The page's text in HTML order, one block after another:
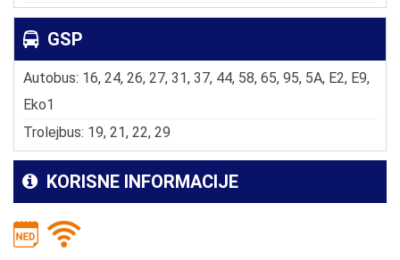
GSP
Autobus: 16, 24, 26, 27, 31, 37, 44, 58, 65, 95, 5A, E2, E9,
Eko1
Trolejbus: 19, 21, 22, 29
KORISNE INFORMACIJE